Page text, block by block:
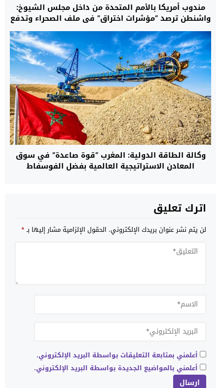
مندوب أمريكا بالأمم المتحدة من داخل مجلس الشيوخ:
واشنطن ترصد “مؤشرات اختراق” في ملف الصحراء وتدفع
بالمسار الأممي نحو تسوية واقعية تنهي نزاع الخمسة
عقود
وكالة الطاقة الدولية: المغرب “قوة صاعدة” في سوق
المعادن الاستراتيجية العالمية بفضل الفوسفاط
اترك تعليق
لن يتم نشر عنوان بريدك الإلكتروني. الحقول الإلزامية مشار إليها بـ*
أعلمني بمتابعة التعليقات بواسطة البريد الإلكتروني.
أعلمني بالمواضيع الجديدة بواسطة البريد الإلكتروني.